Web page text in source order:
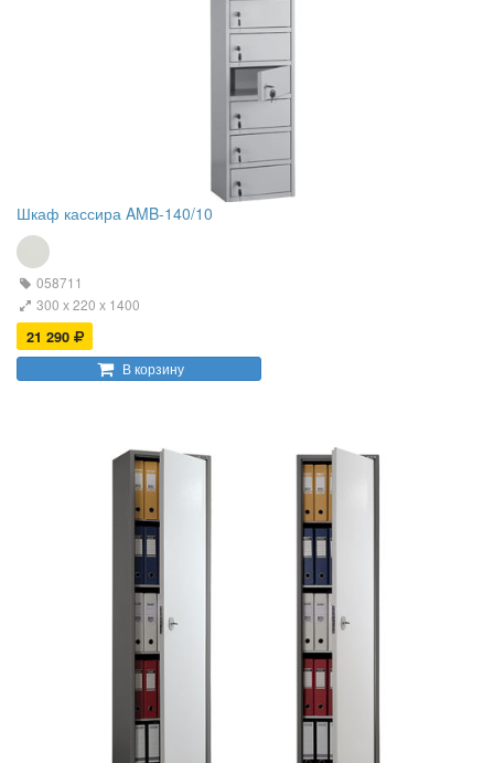
Шкаф кассира AMB-140/10
058711
300 х 220 х 1400
21 290
В корзину